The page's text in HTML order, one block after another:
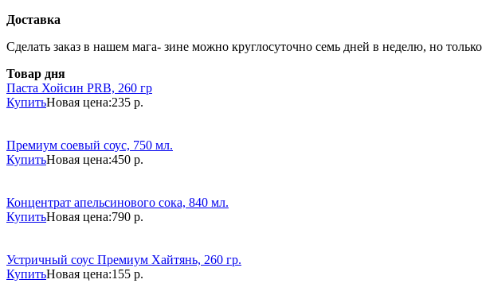
Доставка
Сделать заказ в нашем мага- зине можно круглосуточно семь дней в неделю, но
Товар дня
Паста Хойсин PRB, 260 гр
КупитьНовая цена:235 р.
Премиум соевый соус, 750 мл.
КупитьНовая цена:450 р.
Концентрат апельсинового сока, 840 мл.
КупитьНовая цена:790 р.
Устричный соус Премиум Хайтянь, 260 гр.
КупитьНовая цена:155 р.